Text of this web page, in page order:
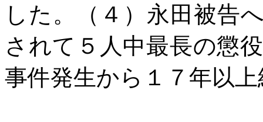
した。（４）永田被告
されて５人中最長の懲
事件発生から１７年以